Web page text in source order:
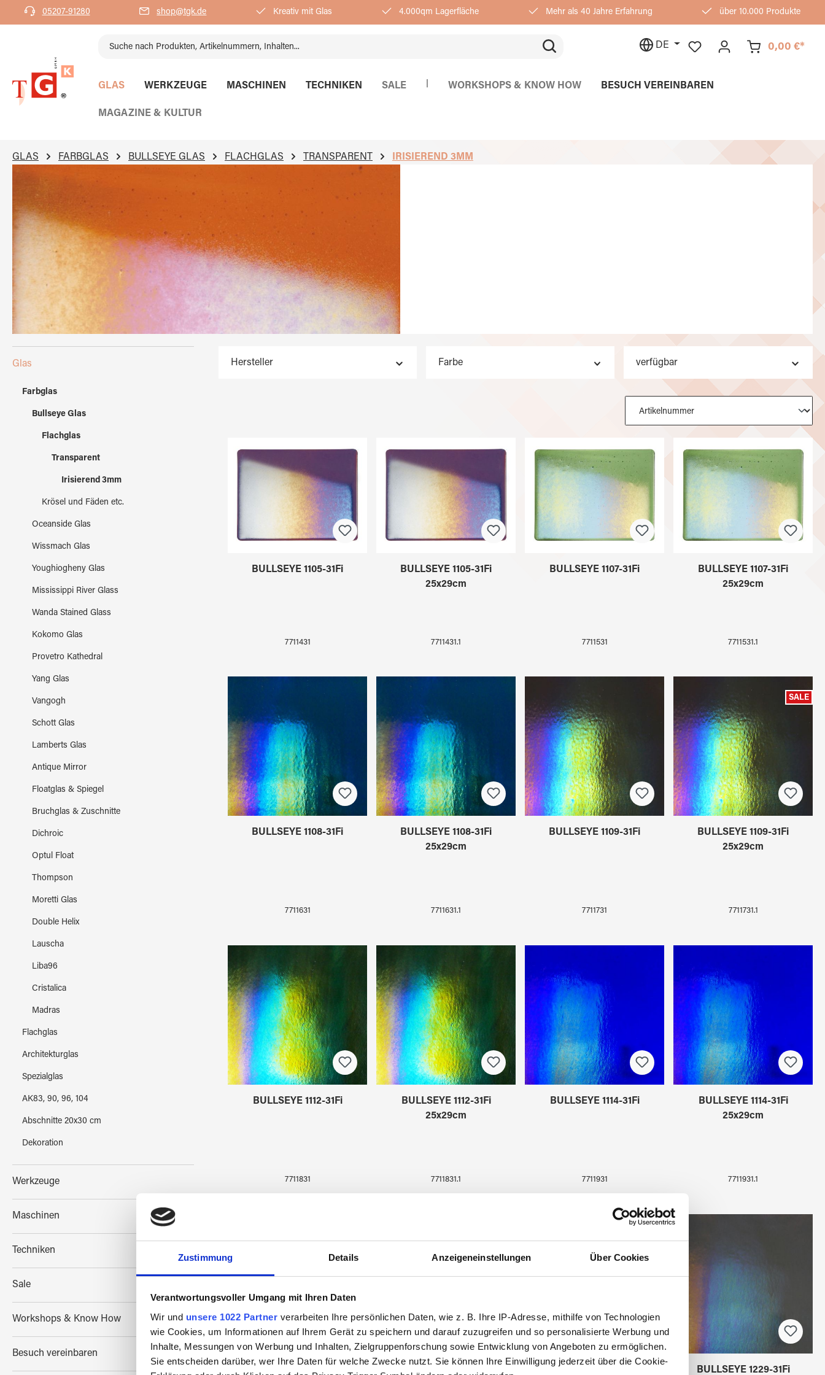
Zustimmung Details Anzeigeneinstellungen Über Cookies
Verantwortungsvoller Umgang mit Ihren Daten
Wir und unsere 1022 Partner verarbeiten Ihre persönlichen Daten, wie z. B. Ihre IP-Adresse, mithilfe von Technologien
wie Cookies, um Informationen auf Ihrem Gerät zu speichern und darauf zuzugreifen und so personalisierte Werbung und
Inhalte, Messungen von Werbung und Inhalten, Zielgruppenforschung sowie Entwicklung von Angeboten zu ermöglichen.
Sie entscheiden darüber, wer Ihre Daten für welche Zwecke nutzt. Sie können Ihre Einwilligung jederzeit über die Cookie-
Zur Hauptnavigation springen
05207-91280 shop@tgk.de Kreativ mit Glas 4.000qm Lagerfläche Mehr als 40 Jahre Erfahrung über 10.000 Produkte
DE 0,00 €*
GLAS WERKZEUGE MASCHINEN TECHNIKEN SALE WORKSHOPS & KNOW HOW BESUCH VEREINBAREN
MAGAZINE & KULTUR
GLAS FARBGLAS BULLSEYE GLAS FLACHGLAS TRANSPARENT IRISIEREND 3MM
Glas
Farbglas
Bullseye Glas
Flachglas
Transparent
Irisierend 3mm
Krösel und Fäden etc.
Oceanside Glas
Wissmach Glas
Youghiogheny Glas
Mississippi River Glass
Wanda Stained Glass
Kokomo Glas
Provetro Kathedral
Yang Glas
Vangogh
Schott Glas
Lamberts Glas
Antique Mirror
Floatglas & Spiegel
Bruchglas & Zuschnitte
Dichroic
Optul Float
Thompson
Moretti Glas
Double Helix
Lauscha
Liba96
Cristalica
Madras
Flachglas
Architekturglas
Spezialglas
AK83, 90, 96, 104
Abschnitte 20x30 cm
Dekoration
Werkzeuge
Maschinen
Techniken
Sale
Workshops & Know How
Besuch vereinbaren
Hersteller Farbe verfügbar
BULLSEYE 1105-31Fi
7711431
BULLSEYE 1105-31Fi
25x29cm
7711431.1
BULLSEYE 1107-31Fi
7711531
BULLSEYE 1107-31Fi
25x29cm
7711531.1
BULLSEYE 1108-31Fi
7711631
BULLSEYE 1108-31Fi
25x29cm
7711631.1
BULLSEYE 1109-31Fi
7711731
SALE
BULLSEYE 1109-31Fi
25x29cm
7711731.1
BULLSEYE 1112-31Fi
7711831
BULLSEYE 1112-31Fi
25x29cm
7711831.1
BULLSEYE 1114-31Fi
7711931
BULLSEYE 1114-31Fi
25x29cm
7711931.1
BULLSEYE 1229-31Fi